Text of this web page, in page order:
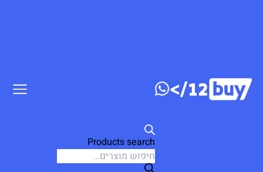
Products search